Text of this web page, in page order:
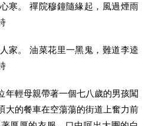
寒。 禪院穆鐘隨緣起，風過煙雨
家。 油菜花里一黑鬼，難道李逵
年輕母親帶著一個七八歲的男孩闖
大的餐車在空蕩蕩的街道上奮力前